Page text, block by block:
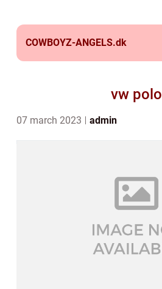
COWBOYZ-ANGELS.dk
vw polo
07 march 2023 admin